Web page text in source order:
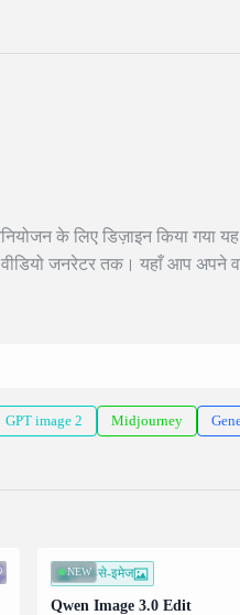
के लिए डिज़ाइन किया गया
जनरेटर तक। यहाँ आप अपने
GPT image 2 Midjourney
NEW
इमेज-से-इमेज
Qwen Image 3.0 Edit